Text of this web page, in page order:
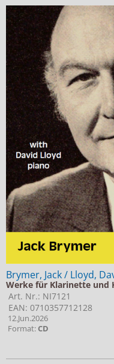
Brymer, Jack / Lloyd,
Werke für Klarinette und
Art. Nr.: NI7121
EAN: 0710357712128
12.Jun.2026
Format:CD